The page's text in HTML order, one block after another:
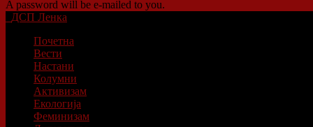
A password will be e-mailed to you.
ДСП Ленка
Почетна
Вести
Настани
Колумни
Активизам
Екологија
Феминизам